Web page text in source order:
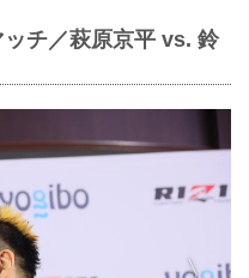
チ／萩原京平 vs. 鈴